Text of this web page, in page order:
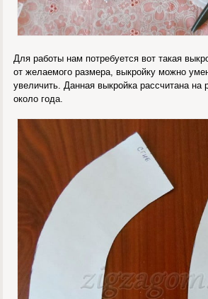
Для работы нам потребуется вот такая
от желаемого размера, выкройку можно
увеличить. Данная выкройка рассчитана на
около года.